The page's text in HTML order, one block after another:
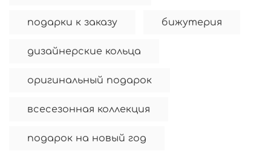
подарки к заказу бижутерия
дизайнерские кольца
оригинальный подарок
всесезонная коллекция
подарок на новый год